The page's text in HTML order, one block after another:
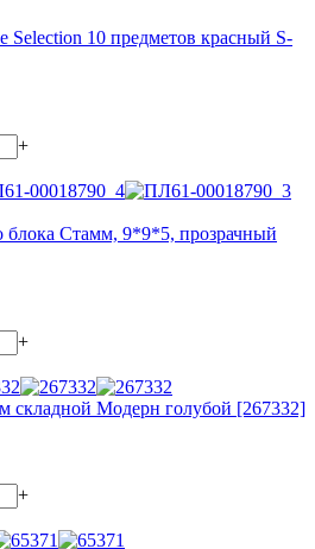
Selection 10 предметов красный S-
+
блока Стамм, 9*9*5, прозрачный
+
складной Модерн голубой [267332]
+